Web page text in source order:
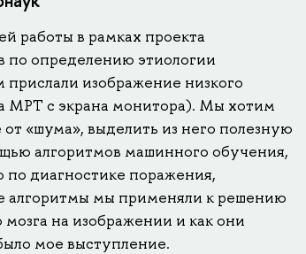
работы в рамках проекта
по определению этиологии
изображение низкого
МРТ с экрана монитора). Мы хотим
«шума», выделить из него полезную
алгоритмов машинного обучения,
диагностике поражения,
алгоритмы мы применяли к решению
на изображении и как они
мое выступление.